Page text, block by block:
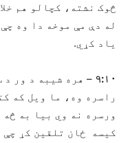
څوک نشته، کچالو هم
له دې مې موخه دا وه
یاد کړي.
۹:۱۰ – هره شیبه د ور د
راسره وه، ما ویل که
ورسره نه وي بیا به
کیسه ځان تلقین کړ چې